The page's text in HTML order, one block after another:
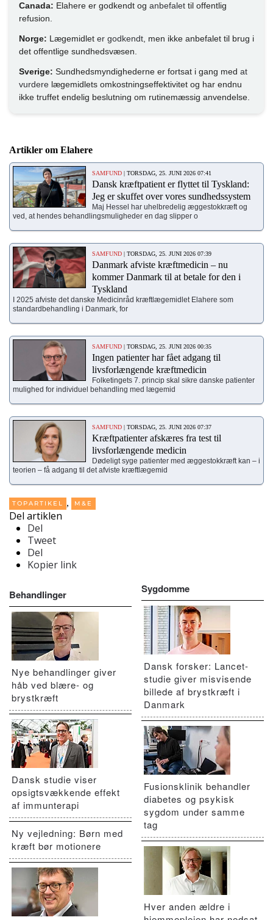
Canada: Elahere er godkendt og anbefalet til offentlig
refusion.
Norge: Lægemidlet er godkendt , men ikke anbefalet til brug i
det offentlige sundhedsvæsen.
Sverige: Sundhedsmyndighederne er fortsat i gang med at
vurdere lægemidlets omkostningseffektivitet og har endnu
ikke truffet endelig beslutning om rutinemæssig anvendelse.
Artikler om Elahere
SAMFUND | TORSDAG, 25. JUNI 2026 07:41
Dansk kræftpatient er flyttet til Tyskland:
Jeg er skuffet over vores sundhedssystem
Maj Hessel har uhelbredelig æggestokkræft og
ved, at hendes behandlingsmuligheder en dag slipper o
SAMFUND | TORSDAG, 25. JUNI 2026 07:39
Danmark afviste kræftmedicin – nu
kommer Danmark til at betale for den i
Tyskland
I 2025 afviste det danske Medicinråd kræftlægemidlet Elahere som
standardbehandling i Danmark, for
SAMFUND | TORSDAG, 25. JUNI 2026 00:35
Ingen patienter har fået adgang til
livsforlængende kræftmedicin
Folketingets 7. princip skal sikre danske patienter
mulighed for individuel behandling med lægemid
SAMFUND | TORSDAG, 25. JUNI 2026 07:37
Kræftpatienter afskæres fra test til
livsforlængende medicin
Dødeligt syge patienter med æggestokkræft kan – i
teorien – få adgang til det afviste kræftlægemid
TOPARTIKEL , M&E
Del artiklen
Del
Tweet
Del
Kopier link
Behandlinger
Nye behandlinger giver
håb ved blære- og
brystkræft
Dansk studie viser
opsigtsvækkende effekt
af immunterapi
Ny vejledning: Børn med
kræft bør motionere
Sygdomme
Dansk forsker: Lancet-
studie giver misvisende
billede af brystkræft i
Danmark
Fusionsklinik behandler
diabetes og psykisk
sygdom under samme
tag
Hver anden ældre i